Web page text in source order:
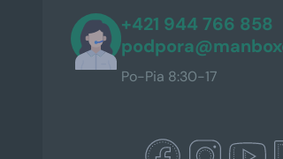
+421 944 766 858
Po-Pia 8:30-17